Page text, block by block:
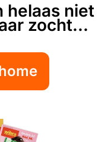
helaas niet
zocht...